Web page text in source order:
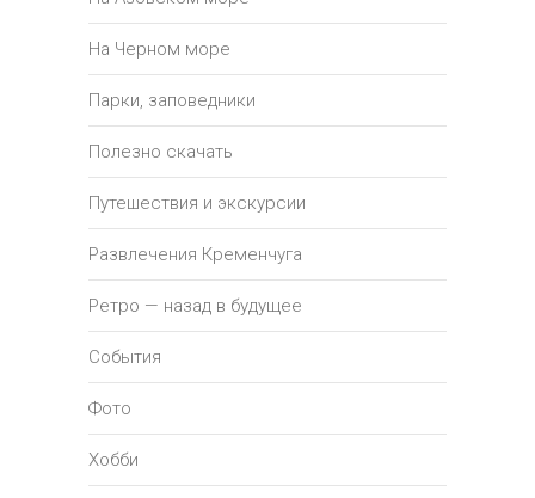
На Черном море
Парки, заповедники
Полезно скачать
Путешествия и экскурсии
Развлечения Кременчуга
Ретро — назад в будущее
События
Фото
Хобби